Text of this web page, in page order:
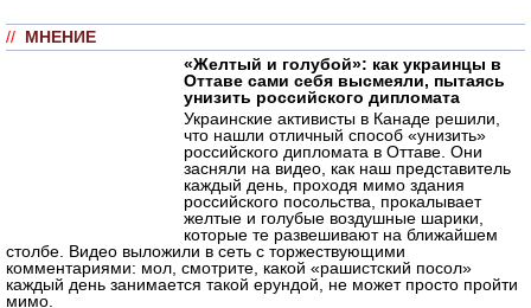
// МНЕНИЕ
«Желтый и голубой»: как украинцы в
Оттаве сами себя высмеяли, пытаясь
унизить российского дипломата
Украинские активисты в Канаде решили,
что нашли отличный способ «унизить»
российского дипломата в Оттаве. Они
засняли на видео, как наш представитель
каждый день, проходя мимо здания
российского посольства, прокалывает
желтые и голубые воздушные шарики,
которые те развешивают на ближайшем
столбе. Видео выложили в сеть с торжествующими
комментариями: мол, смотрите, какой «рашистский посол»
каждый день занимается такой ерундой, не может просто пройти
мимо.